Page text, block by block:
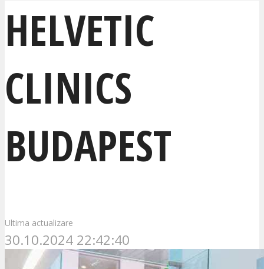
HELVETIC
CLINICS
BUDAPEST
Ultima actualizare
30.10.2024 22:42:40